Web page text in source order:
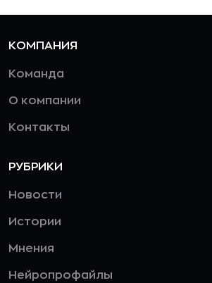
КОМПАНИЯ
Команда
О компании
Контакты
РУБРИКИ
Новости
Истории
Мнения
Нейропрофайлы